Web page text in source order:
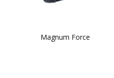
Magnum Force